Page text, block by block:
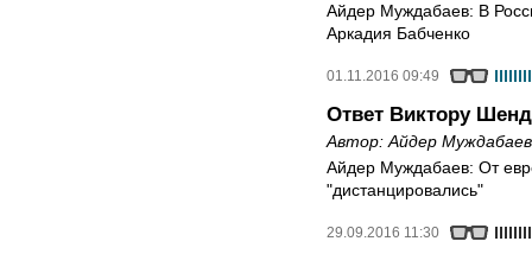
Айдер Муждабаев: В
Аркадия Бабченко
01.11.2016 09:49
Ответ Виктору
Автор: Айдер Муждабаев
Айдер Муждабаев: От
"дистанцировались"
29.09.2016 11:30